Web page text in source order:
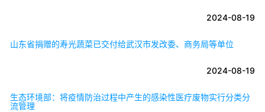
2024-08-19
山东省捐赠的寿光蔬菜已交付给武汉市发改委、商务局等单位
2024-08-19
生态环境部：将疫情防治过程中产生的感染性医疗废物实行分类分
流管理